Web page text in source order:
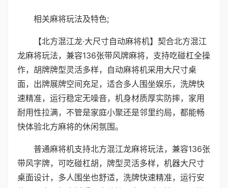
相关麻将玩法及特色;
【北方混江龙·大尺寸自动麻将机】契合北方混江
龙麻将玩法，兼容136张带风牌麻将，支持吃碰杠全操
作，胡牌牌型灵活多样，自动麻将机采用大尺寸桌
面，出牌展牌空间充足，适合多人围坐娱乐，洗牌快
速精准，运行稳定无噪音，机身材质厚实防摔，家用
耐用性拉满，不管是家庭小聚还是邻里约局，都能畅
快体验北方麻将的休闲氛围。
普通麻将机支持北方混江龙麻将玩法，兼容136张
带风字牌，可吃碰杠胡，牌型灵活多样，机器大尺寸
桌面设计，多人围坐也舒适，洗牌快速精准，运行安